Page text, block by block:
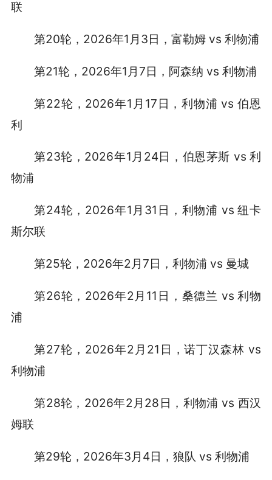
联
第20轮，2026年1月3日，富勒姆 vs 利物浦
第21轮，2026年1月7日，阿森纳 vs 利物浦
第22轮，2026年1月17日，利物浦 vs 伯恩
利
第23轮，2026年1月24日，伯恩茅斯 vs 利
物浦
第24轮，2026年1月31日，利物浦 vs 纽卡
斯尔联
第25轮，2026年2月7日，利物浦 vs 曼城
第26轮，2026年2月11日，桑德兰 vs 利物
浦
第27轮，2026年2月21日，诺丁汉森林 vs
利物浦
第28轮，2026年2月28日，利物浦 vs 西汉
姆联
第29轮，2026年3月4日，狼队 vs 利物浦